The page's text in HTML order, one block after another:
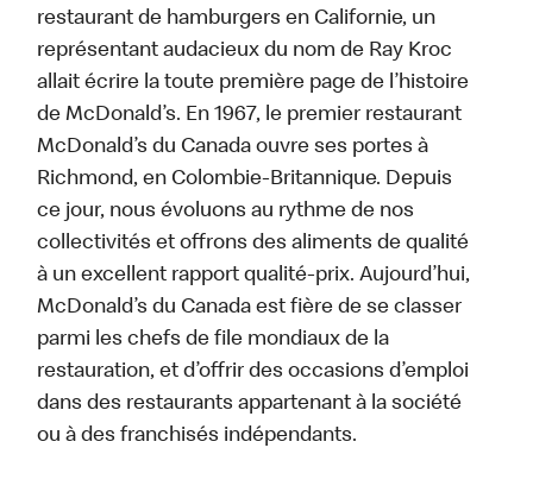
restaurant de hamburgers en Californie, un
représentant audacieux du nom de Ray Kroc
allait écrire la toute première page de l’histoire
de McDonald’s. En 1967, le premier restaurant
McDonald’s du Canada ouvre ses portes à
Richmond, en Colombie-Britannique. Depuis
ce jour, nous évoluons au rythme de nos
collectivités et offrons des aliments de qualité
à un excellent rapport qualité-prix. Aujourd’hui,
McDonald’s du Canada est fière de se classer
parmi les chefs de file mondiaux de la
restauration, et d’offrir des occasions d’emploi
dans des restaurants appartenant à la société
ou à des franchisés indépendants.